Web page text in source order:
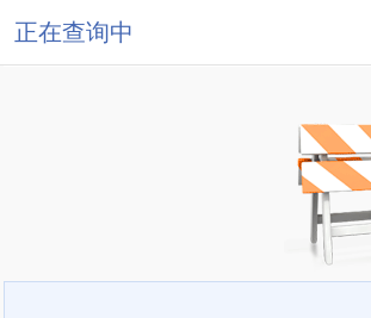
正在查询中